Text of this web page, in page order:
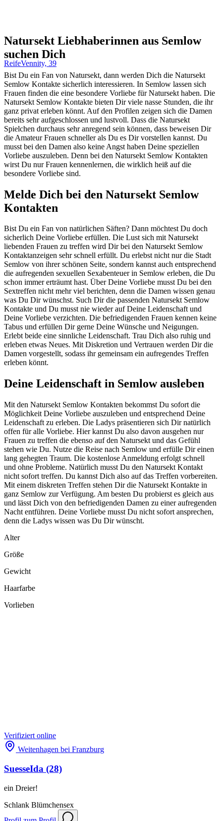
ReifeVennity, 39
Natursekt Liebhaberinnen aus Semlow
suchen Dich
Bist Du ein Fan von Natursekt, dann werden Dich die Natursekt
Semlow Kontakte sicherlich interessieren. In Semlow lassen sich
Frauen finden die eine besondere Vorliebe für Natursekt haben. Die
Natursekt Semlow Kontakte bieten Dir viele nasse Stunden, die ihr
ganz privat erleben könnt. Auf den Profilen zeigen sich die Damen
bereits sehr aufgeschlossen und lustvoll. Dass die Natursekt
Spielchen durchaus sehr anregend sein können, dass beweisen Dir
die Amateur Frauen schneller als Du es Dir vorstellen kannst. Du
musst bei den Damen also keine Angst haben Deine speziellen
Vorliebe auszuleben. Denn bei den Natursekt Semlow Kontakten
wirst Du nur Frauen kennenlernen, die wirklich heiß auf die
besondere Vorliebe sind.
Melde Dich bei den Natursekt Semlow
Kontakten
Bist Du ein Fan von natürlichen Säften? Dann möchtest Du doch
sicherlich Deine Vorliebe erfüllen. Die Lust sich mit Natursekt
liebenden Frauen zu treffen wird Dir bei den Natursekt Semlow
Kontaktanzeigen sehr schnell erfüllt. Du erlebst nicht nur die Stadt
Semlow von ihrer schönen Seite, sondern kannst auch entsprechend
die aufregenden sexuellen Sexabenteuer in Semlow erleben, die Du
schon immer erträumt hast. Über Deine Vorliebe musst Du bei den
Sextreffen nicht mehr viel berichten, denn die Damen wissen genau
was Du Dir wünschst. Such Dir die passenden Natursekt Semlow
Kontakte und Du musst nie wieder auf Deine Leidenschaft und
Deine Vorliebe verzichten. Die befriedigenden Frauen kennen keine
Tabus und erfüllen Dir gerne Deine Wünsche und Neigungen.
Erlebt beide eine sinnliche Leidenschaft. Trau Dich also ruhig und
erleben etwas Neues. Mit Diskretion und Vertrauen werden Dir die
Damen vorgestellt, sodass ihr gemeinsam ein aufregendes Treffen
erleben könnt.
Deine Leidenschaft in Semlow ausleben
Mit den Natursekt Semlow Kontakten bekommst Du sofort die
Möglichkeit Deine Vorliebe auszuleben und entsprechend Deine
Leidenschaft zu erleben. Die Ladys präsentieren sich Dir natürlich
offen für alle Vorliebe. Hier kannst Du also davon ausgehen nur
Frauen zu treffen die ebenso auf den Natursekt und das Gefühl
stehen wie Du. Nutze die Reise nach Semlow und erfülle Dir einen
lang gehegten Traum. Die kostenlose Anmeldung erfolgt schnell
und ohne Probleme. Natürlich musst Du den Natursekt Kontakt
nicht sofort treffen. Du kannst Dich also auf das Treffen vorbereiten.
Mit einem diskreten Treffen stehen Dir die Natursekt Kontakte in
ganz Semlow zur Verfügung. Am besten Du probierst es gleich aus
und lässt Dich von den befriedigenden Damen zu einer aufregenden
Nacht entführen. Deine Vorliebe musst Du nicht sofort ansprechen,
denn die Ladys wissen was Du Dir wünscht.
Alter
Größe
Gewicht
Haarfarbe
Vorlieben
Verifiziert online
Weitenhagen bei Franzburg
SuesseIda (28)
ein Dreier!
Schlank Blümchensex